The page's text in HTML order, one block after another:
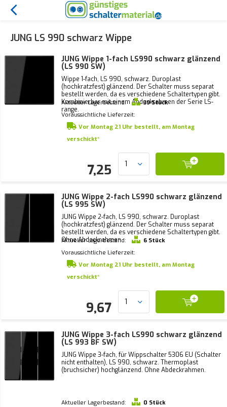
JUNG LS 990 schwarz Wippe
JUNG Wippe 1-fach LS990 schwarz glänzend
(LS 990 SW)
Wippe 1-fach, LS 990, schwarz. Duroplast
(hochkratzfest) glänzend. Der Schalter muss separat
bestellt werden, da es verschiedene Schaltertypen gibt.
Kombinierbar mit einem Abdeckrahmen der Serie LS-
range.
Aktueller Lagerbestand:
39 Stück
Voraussichtliche Lieferzeit:
Vor Montag 21 Uhr bestellt, am Montag
verschickt*
7,25
JUNG Wippe 2-fach LS990 schwarz glänzend
(LS 995 SW)
JUNG Wippe 2-fach, LS 990, schwarz. Duroplast
(hochkratzfest) glänzend. Der Schalter muss separat
bestellt werden, da es verschiedene Schaltertypen gibt.
Ohne Abdeckrahmen.
Aktueller Lagerbestand:
6 Stück
Voraussichtliche Lieferzeit:
Vor Montag 21 Uhr bestellt, am Montag
verschickt*
9,67
JUNG Wippe 3-fach LS990 schwarz glänzend
(LS 993 BF SW)
JUNG Wippe 3-fach, für Wippschalter 5306 EU (Schalter
nicht enthalten), LS 990, schwarz. Thermoplast
(bruchsicher) hochglänzend. Ohne Abdeckrahmen.
Aktueller Lagerbestand:
0 Stück